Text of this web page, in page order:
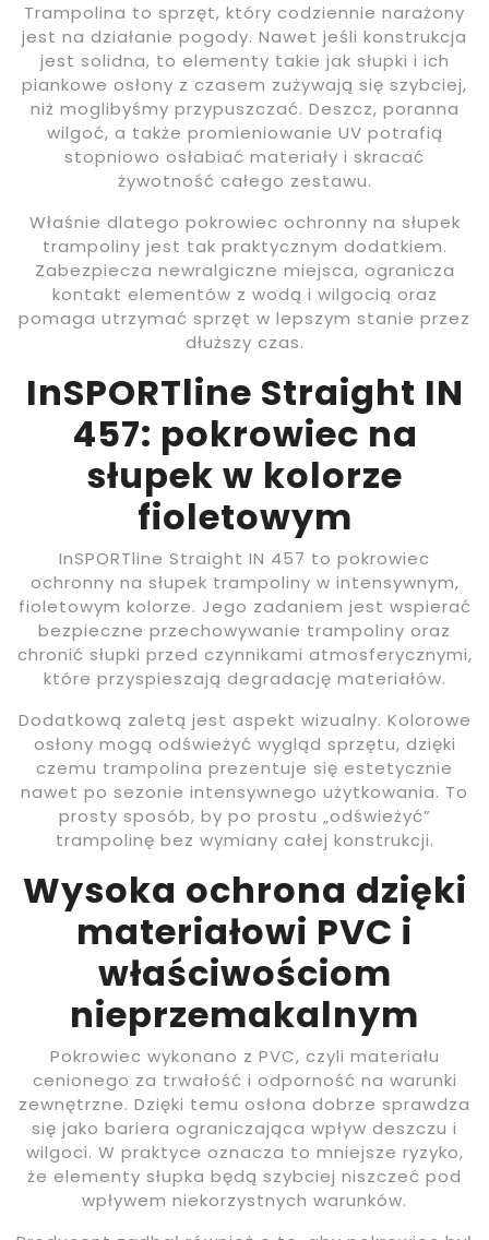
Trampolina to sprzęt, który codziennie narażony
jest na działanie pogody. Nawet jeśli konstrukcja
jest solidna, to elementy takie jak słupki i ich
piankowe osłony z czasem zużywają się szybciej,
niż moglibyśmy przypuszczać. Deszcz, poranna
wilgoć, a także promieniowanie UV potrafią
stopniowo osłabiać materiały i skracać
żywotność całego zestawu.
Właśnie dlatego pokrowiec ochronny na słupek
trampoliny jest tak praktycznym dodatkiem.
Zabezpiecza newralgiczne miejsca, ogranicza
kontakt elementów z wodą i wilgocią oraz
pomaga utrzymać sprzęt w lepszym stanie przez
dłuższy czas.
InSPORTline Straight IN
457: pokrowiec na
słupek w kolorze
fioletowym
InSPORTline Straight IN 457 to pokrowiec
ochronny na słupek trampoliny w intensywnym,
fioletowym kolorze. Jego zadaniem jest wspierać
bezpieczne przechowywanie trampoliny oraz
chronić słupki przed czynnikami atmosferycznymi,
które przyspieszają degradację materiałów.
Dodatkową zaletą jest aspekt wizualny. Kolorowe
osłony mogą odświeżyć wygląd sprzętu, dzięki
czemu trampolina prezentuje się estetycznie
nawet po sezonie intensywnego użytkowania. To
prosty sposób, by po prostu „odświeżyć”
trampolinę bez wymiany całej konstrukcji.
Wysoka ochrona dzięki
materiałowi PVC i
właściwościom
nieprzemakalnym
Pokrowiec wykonano z PVC, czyli materiału
cenionego za trwałość i odporność na warunki
zewnętrzne. Dzięki temu osłona dobrze sprawdza
się jako bariera ograniczająca wpływ deszczu i
wilgoci. W praktyce oznacza to mniejsze ryzyko,
że elementy słupka będą szybciej niszczeć pod
wpływem niekorzystnych warunków.